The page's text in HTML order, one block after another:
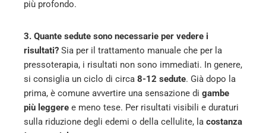
più profondo.
3. Quante sedute sono necessarie per vedere i
risultati? Sia per il trattamento manuale che per la
pressoterapia, i risultati non sono immediati. In genere,
si consiglia un ciclo di circa 8-12 sedute. Già dopo la
prima, è comune avvertire una sensazione di gambe
più leggere e meno tese. Per risultati visibili e duraturi
sulla riduzione degli edemi o della cellulite, la costanza